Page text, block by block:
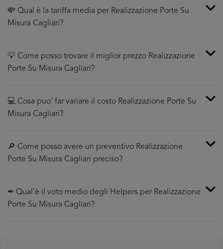
💸 Qual è la tariffa media per Realizzazione Porte Su
Misura Cagliari?
💡 Come posso trovare il miglior prezzo Realizzazione
Porte Su Misura Cagliari?
💻 Cosa puo’ far variare il costo Realizzazione Porte Su
Misura Cagliari?
🔎 Come posso avere un preventivo Realizzazione
Porte Su Misura Cagliari preciso?
✒ Qual’è il voto medio degli Helpers per Realizzazione
Porte Su Misura Cagliari?